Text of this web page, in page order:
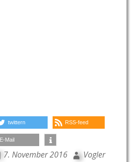
twittern RSS-feed
E-Mail
7. November 2016 Vogler